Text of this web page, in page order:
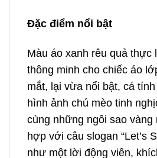
Đặc điểm nổi bật
Màu áo xanh rêu quả thực
thông minh cho chiếc áo
mắt, lại vừa nổi bật, cá
hình ảnh chú mèo tinh
cùng những ngôi sao vàng
hợp với câu slogan “Let’s
như một lời động viên,